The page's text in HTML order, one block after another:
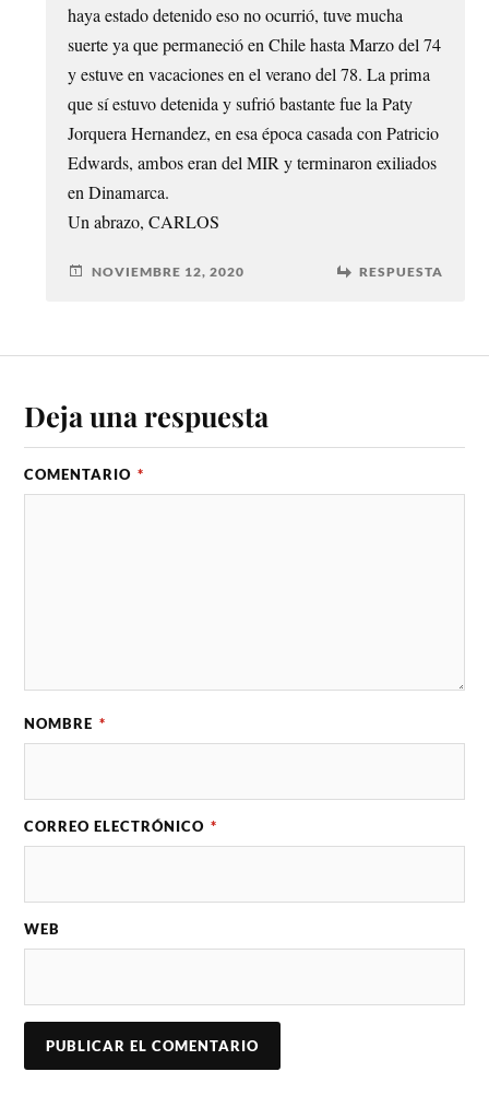
haya estado detenido eso no ocurrió, tuve mucha
suerte ya que permaneció en Chile hasta Marzo del 74
y estuve en vacaciones en el verano del 78. La prima
que sí estuvo detenida y sufrió bastante fue la Paty
Jorquera Hernandez, en esa época casada con Patricio
Edwards, ambos eran del MIR y terminaron exiliados
en Dinamarca.
Un abrazo, CARLOS
NOVIEMBRE 12, 2020 RESPUESTA
Deja una respuesta
COMENTARIO *
NOMBRE *
CORREO ELECTRÓNICO *
WEB